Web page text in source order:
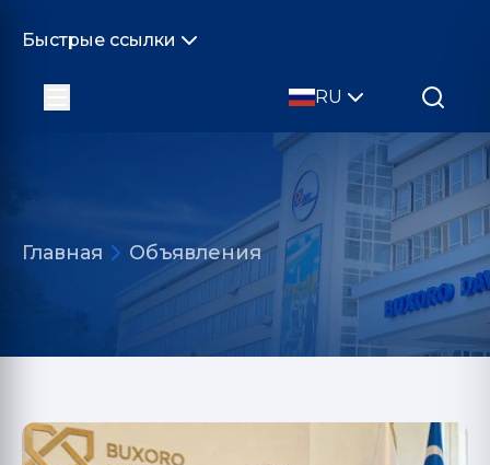
Быстрые ссылки
RU
Главная Объявления